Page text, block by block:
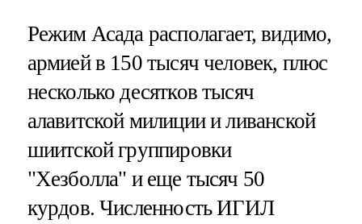
Режим Асада располагает, видимо,
армией в 150 тысяч человек, плюс
несколько десятков тысяч
алавитской милиции и ливанской
шиитской группировки
"Хезболла" и еще тысяч 50
курдов. Численность ИГИЛ